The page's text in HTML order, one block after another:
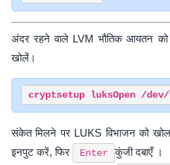
अंदर रहने वाले LVM भौतिक आयतन
खोलें।
संकेत मिलने पर LUKS विभाजन को
इनपुट करें, फिर
Enter
कुंजी दबाएँ ।